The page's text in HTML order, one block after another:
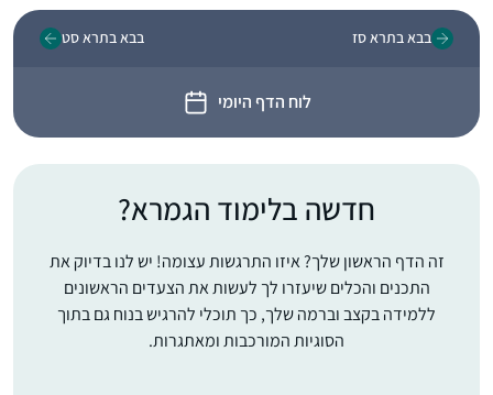
בבא בתרא סז
לוח הדף היומי
בבא בתרא סט
חדשה בלימוד הגמרא?
זה הדף הראשון שלך? איזו התרגשות עצומה! יש לנו בדיוק את
התכנים והכלים שיעזרו לך לעשות את הצעדים הראשונים
ללמידה בקצב וברמה שלך, כך תוכלי להרגיש בנוח גם בתוך
הסוגיות המורכבות ומאתגרות.